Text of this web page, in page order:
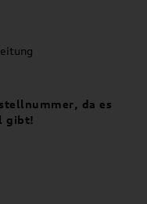
da es
gibt!